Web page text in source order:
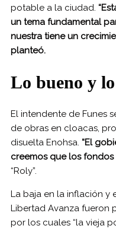
potable a la ciudad.
un tema fundamental
nuestra tiene un
planteó.
Lo bueno y
El intendente de Funes
de obras en cloacas,
disuelta Enohsa. “El
creemos que los fondos
“Roly”.
La baja en la inflación y
Libertad Avanza fueron
por los cuales “la vieja